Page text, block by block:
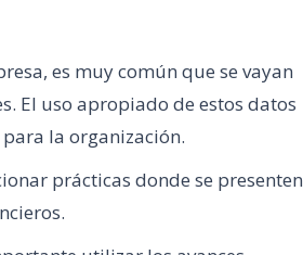
es muy común que se vayan
El uso apropiado de estos datos
la organización.
prácticas donde se presenten